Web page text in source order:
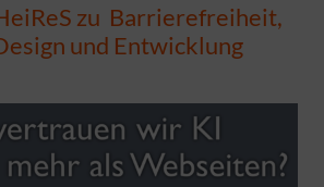
zu Barrierefreiheit,
und Entwicklung